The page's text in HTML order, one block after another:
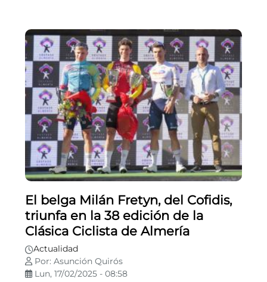
El belga Milán Fretyn, del Cofidis,
triunfa en la 38 edición de la
Clásica Ciclista de Almería
Actualidad
Por: Asunción Quirós
Lun, 17/02/2025 - 08:58